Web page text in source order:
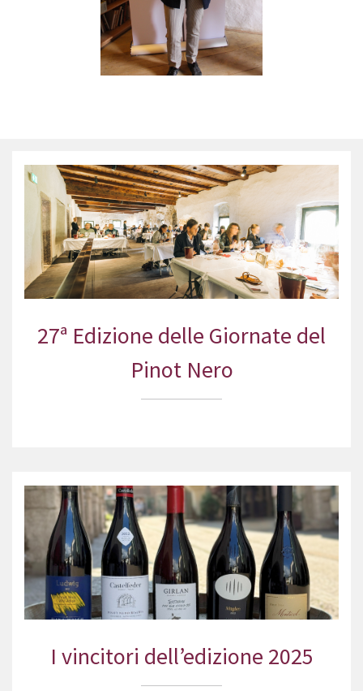
27ª Edizione delle Giornate del
Pinot Nero
I vincitori dell’edizione 2025